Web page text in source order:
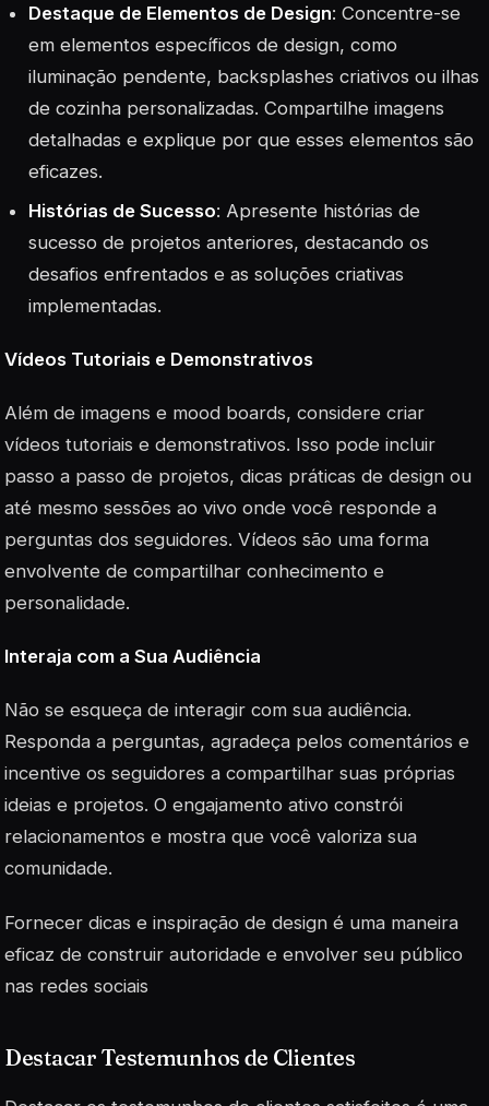
Destaque de Elementos de Design: Concentre-se
em elementos específicos de design, como
iluminação pendente, backsplashes criativos ou ilhas
de cozinha personalizadas. Compartilhe imagens
detalhadas e explique por que esses elementos são
eficazes.
Histórias de Sucesso: Apresente histórias de
sucesso de projetos anteriores, destacando os
desafios enfrentados e as soluções criativas
implementadas.
Vídeos Tutoriais e Demonstrativos
Além de imagens e mood boards, considere criar
vídeos tutoriais e demonstrativos. Isso pode incluir
passo a passo de projetos, dicas práticas de design ou
até mesmo sessões ao vivo onde você responde a
perguntas dos seguidores. Vídeos são uma forma
envolvente de compartilhar conhecimento e
personalidade.
Interaja com a Sua Audiência
Não se esqueça de interagir com sua audiência.
Responda a perguntas, agradeça pelos comentários e
incentive os seguidores a compartilhar suas próprias
ideias e projetos. O engajamento ativo constrói
relacionamentos e mostra que você valoriza sua
comunidade.
Fornecer dicas e inspiração de design é uma maneira
eficaz de construir autoridade e envolver seu público
nas redes sociais
Destacar Testemunhos de Clientes